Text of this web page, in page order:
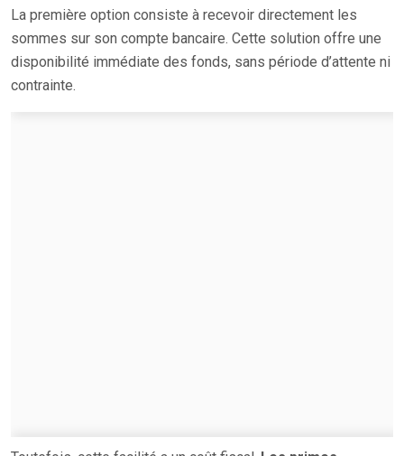
La première option consiste à recevoir directement les
sommes sur son compte bancaire. Cette solution offre une
disponibilité immédiate des fonds, sans période d’attente ni
contrainte.